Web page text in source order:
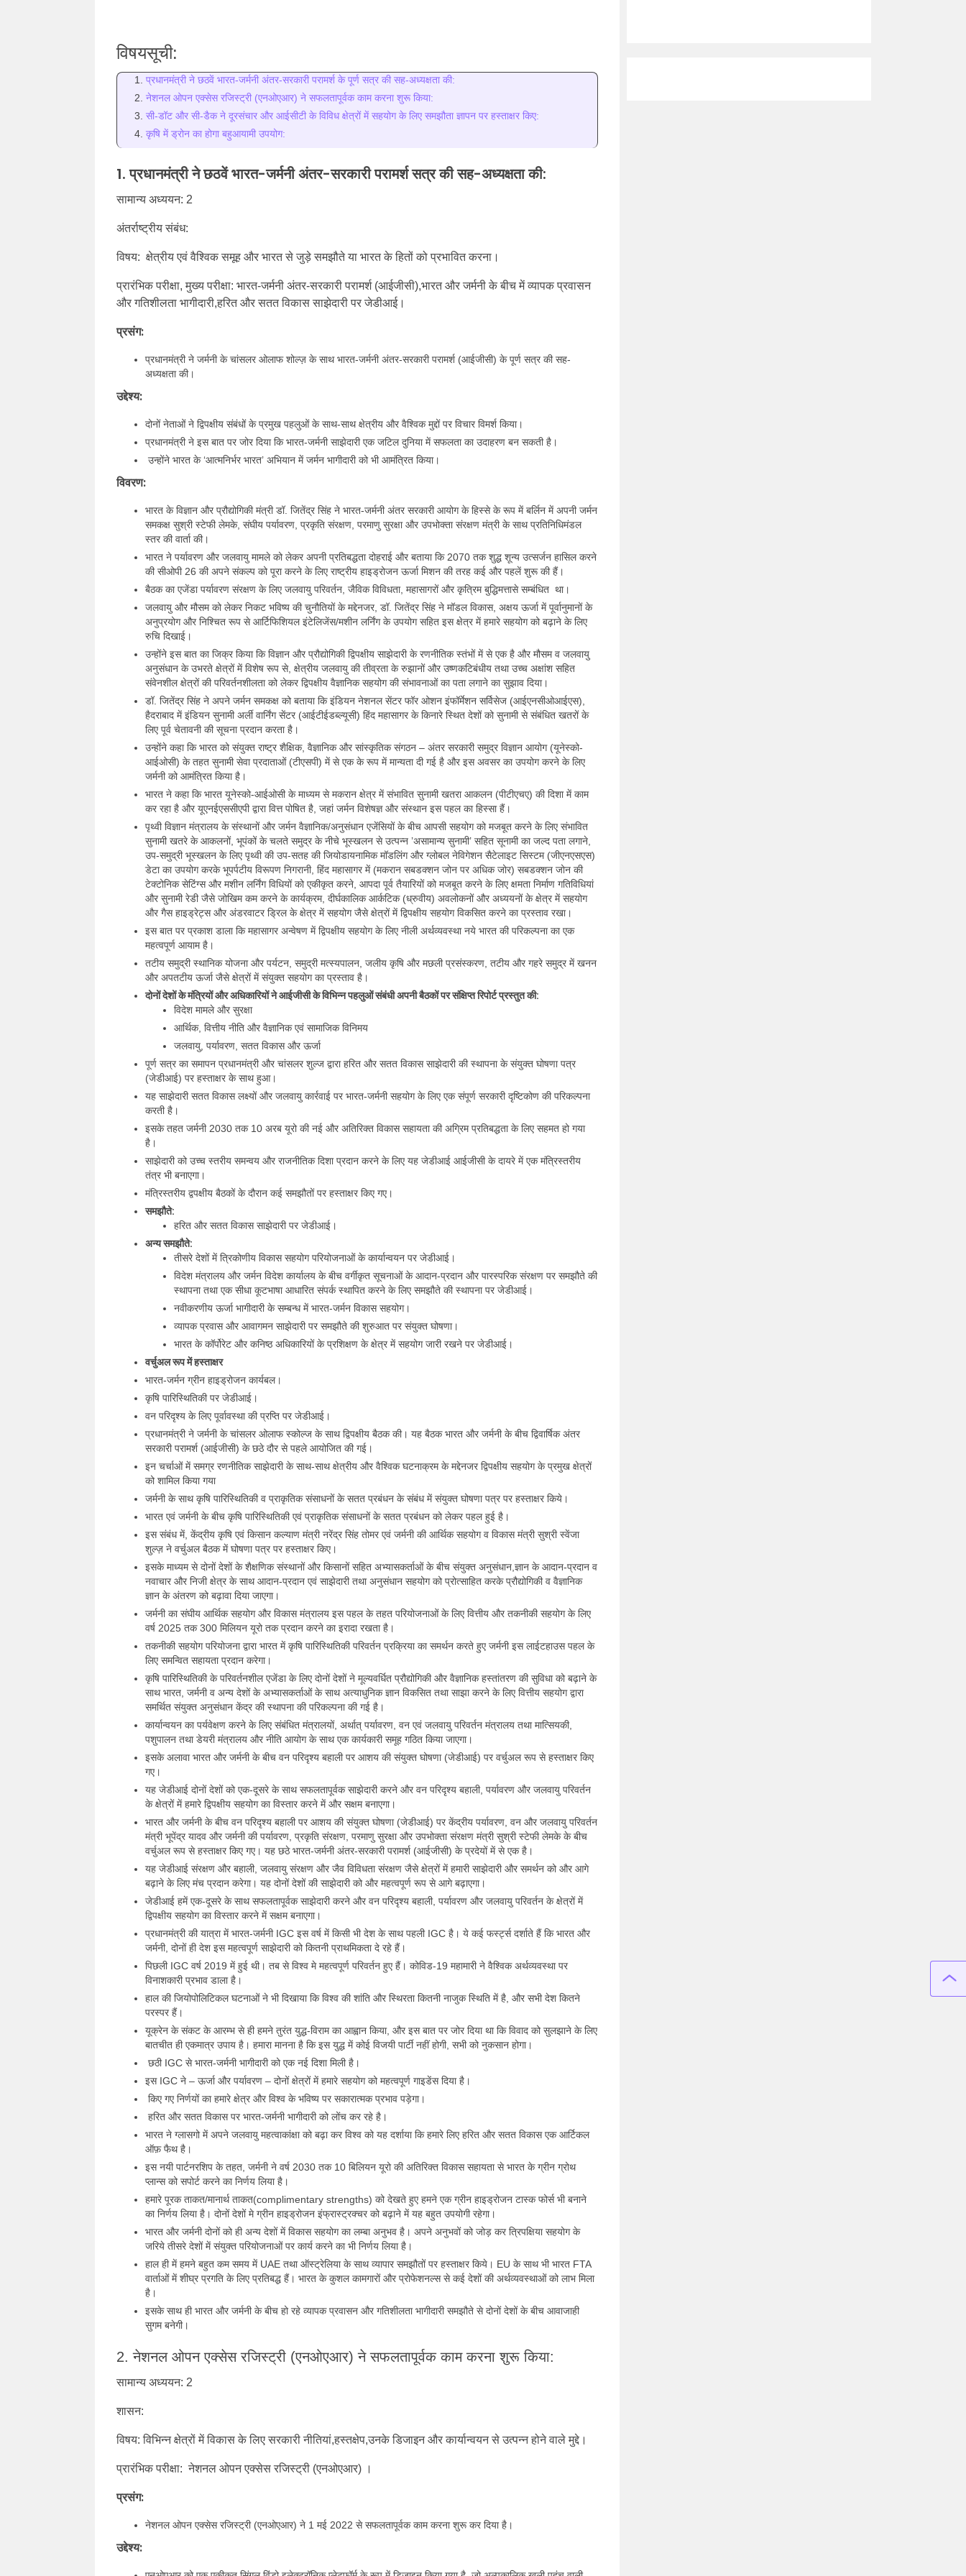
विषयसूची:
प्रधानमंत्री ने छठवें भारत-जर्मनी अंतर-सरकारी परामर्श के पूर्ण सत्र की सह-अध्यक्षता की:
नेशनल ओपन एक्सेस रजिस्ट्री (एनओएआर) ने सफलतापूर्वक काम करना शुरू किया:
सी-डॉट और सी-डैक ने दूरसंचार और आईसीटी के विविध क्षेत्रों में सहयोग के लिए समझौता ज्ञापन पर हस्ताक्षर किए:
कृषि में ड्रोन का होगा बहुआयामी उपयोग:
1. प्रधानमंत्री ने छठवें भारत-जर्मनी अंतर-सरकारी परामर्श सत्र की सह-अध्यक्षता की:
सामान्य अध्ययन: 2
अंतर्राष्ट्रीय संबंध:
विषय: क्षेत्रीय एवं वैश्विक समूह और भारत से जुड़े समझौते या भारत के हितों को प्रभावित करना।
प्रारंभिक परीक्षा, मुख्य परीक्षा: भारत-जर्मनी अंतर-सरकारी परामर्श (आईजीसी),भारत और जर्मनी के बीच में व्यापक प्रवासन
और गतिशीलता भागीदारी,हरित और सतत विकास साझेदारी पर जेडीआई।
प्रसंग:
प्रधानमंत्री ने जर्मनी के चांसलर ओलाफ शोल्ज़ के साथ भारत-जर्मनी अंतर-सरकारी परामर्श (आईजीसी) के पूर्ण सत्र की सह-
अध्यक्षता की।
उद्देश्य:
दोनों नेताओं ने द्विपक्षीय संबंधों के प्रमुख पहलुओं के साथ-साथ क्षेत्रीय और वैश्विक मुद्दों पर विचार विमर्श किया।
प्रधानमंत्री ने इस बात पर जोर दिया कि भारत-जर्मनी साझेदारी एक जटिल दुनिया में सफलता का उदाहरण बन सकती है।
उन्होंने भारत के ‘आत्मनिर्भर भारत’ अभियान में जर्मन भागीदारी को भी आमंत्रित किया।
विवरण:
भारत के विज्ञान और प्रौद्योगिकी मंत्री डॉ. जितेंद्र सिंह ने भारत-जर्मनी अंतर सरकारी आयोग के हिस्से के रूप में बर्लिन में अपनी जर्मन
समकक्ष सुश्री स्टेफी लेमके, संघीय पर्यावरण, प्रकृति संरक्षण, परमाणु सुरक्षा और उपभोक्ता संरक्षण मंत्री के साथ प्रतिनिधिमंडल
स्तर की वार्ता की।
भारत ने पर्यावरण और जलवायु मामले को लेकर अपनी प्रतिबद्धता दोहराई और बताया कि 2070 तक शुद्ध शून्य उत्सर्जन हासिल करने
की सीओपी 26 की अपने संकल्प को पूरा करने के लिए राष्ट्रीय हाइड्रोजन ऊर्जा मिशन की तरह कई और पहलें शुरू की हैं।
बैठक का एजेंडा पर्यावरण संरक्षण के लिए जलवायु परिवर्तन, जैविक विविधता, महासागरों और कृत्रिम बुद्धिमत्तासे सम्बंधित था।
जलवायु और मौसम को लेकर निकट भविष्य की चुनौतियों के मद्देनजर, डॉ. जितेंद्र सिंह ने मॉडल विकास, अक्षय ऊर्जा में पूर्वानुमानों के
अनुप्रयोग और निश्चित रूप से आर्टिफिशियल इंटेलिजेंस/मशीन लर्निंग के उपयोग सहित इस क्षेत्र में हमारे सहयोग को बढ़ाने के लिए
रुचि दिखाई।
उन्होंने इस बात का जिक्र किया कि विज्ञान और प्रौद्योगिकी द्विपक्षीय साझेदारी के रणनीतिक स्तंभों में से एक है और मौसम व जलवायु
अनुसंधान के उभरते क्षेत्रों में विशेष रूप से, क्षेत्रीय जलवायु की तीव्रता के रुझानों और उष्णकटिबंधीय तथा उच्च अक्षांश सहित
संवेनशील क्षेत्रों की परिवर्तनशीलता को लेकर द्विपक्षीय वैज्ञानिक सहयोग की संभावनाओं का पता लगाने का सुझाव दिया।
डॉ. जितेंद्र सिंह ने अपने जर्मन समकक्ष को बताया कि इंडियन नेशनल सेंटर फॉर ओशन इंफॉर्मेशन सर्विसेज (आईएनसीओआईएस),
हैदराबाद में इंडियन सुनामी अर्ली वार्निंग सेंटर (आईटीईडब्ल्यूसी) हिंद महासागर के किनारे स्थित देशों को सुनामी से संबंधित खतरों के
लिए पूर्व चेतावनी की सूचना प्रदान करता है।
उन्होंने कहा कि भारत को संयुक्त राष्ट्र शैक्षिक, वैज्ञानिक और सांस्कृतिक संगठन – अंतर सरकारी समुद्र विज्ञान आयोग (यूनेस्को-
आईओसी) के तहत सुनामी सेवा प्रदाताओं (टीएसपी) में से एक के रूप में मान्यता दी गई है और इस अवसर का उपयोग करने के लिए
जर्मनी को आमंत्रित किया है।
भारत ने कहा कि भारत यूनेस्को-आईओसी के माध्यम से मकरान क्षेत्र में संभावित सुनामी खतरा आकलन (पीटीएचए) की दिशा में काम
कर रहा है और यूएनईएससीएपी द्वारा वित्त पोषित है, जहां जर्मन विशेषज्ञ और संस्थान इस पहल का हिस्सा हैं।
पृथ्वी विज्ञान मंत्रालय के संस्थानों और जर्मन वैज्ञानिक/अनुसंधान एजेंसियों के बीच आपसी सहयोग को मजबूत करने के लिए संभावित
सुनामी खतरे के आकलनों, भूपंकों के चलते समुद्र के नीचे भूस्खलन से उत्पन्न ’असामान्य सुनामी’ सहित सूनामी का जल्द पता लगाने,
उप-समुद्री भूस्खलन के लिए पृथ्वी की उप-सतह की जियोडायनामिक मॉडलिंग और ग्लोबल नेविगेशन सैटेलाइट सिस्टम (जीएनएसएस)
डेटा का उपयोग करके भूपर्पटीय विरूपण निगरानी, हिंद महासागर में (मकरान सबडक्शन जोन पर अधिक जोर) सबडक्शन जोन की
टेक्टोनिक सेटिंग्स और मशीन लर्निंग विधियों को एकीकृत करने, आपदा पूर्व तैयारियों को मजबूत करने के लिए क्षमता निर्माण गतिविधियां
और सुनामी रेडी जैसे जोखिम कम करने के कार्यक्रम, दीर्घकालिक आर्कटिक (ध्रुवीय) अवलोकनों और अध्ययनों के क्षेत्र में सहयोग
और गैस हाइड्रेट्स और अंडरवाटर ड्रिल के क्षेत्र में सहयोग जैसे क्षेत्रों में द्विपक्षीय सहयोग विकसित करने का प्रस्ताव रखा।
इस बात पर प्रकाश डाला कि महासागर अन्वेषण में द्विपक्षीय सहयोग के लिए नीली अर्थव्यवस्था नये भारत की परिकल्पना का एक
महत्वपूर्ण आयाम है।
तटीय समुद्री स्थानिक योजना और पर्यटन, समुद्री मत्स्यपालन, जलीय कृषि और मछली प्रसंस्करण, तटीय और गहरे समुद्र में खनन
और अपतटीय ऊर्जा जैसे क्षेत्रों में संयुक्त सहयोग का प्रस्ताव है।
दोनों देशों के मंत्रियों और अधिकारियों ने आईजीसी के विभिन्न पहलुओं संबंधी अपनी बैठकों पर संक्षिप्त रिपोर्ट प्रस्तुत की:
विदेश मामले और सुरक्षा
आर्थिक, वित्तीय नीति और वैज्ञानिक एवं सामाजिक विनिमय
जलवायु, पर्यावरण, सतत विकास और ऊर्जा
पूर्ण सत्र का समापन प्रधानमंत्री और चांसलर शुल्ज द्वारा हरित और सतत विकास साझेदारी की स्थापना के संयुक्त घोषणा पत्र
(जेडीआई) पर हस्ताक्षर के साथ हुआ।
यह साझेदारी सतत विकास लक्ष्यों और जलवायु कार्रवाई पर भारत-जर्मनी सहयोग के लिए एक संपूर्ण सरकारी दृष्टिकोण की परिकल्पना
करती है।
इसके तहत जर्मनी 2030 तक 10 अरब यूरो की नई और अतिरिक्त विकास सहायता की अग्रिम प्रतिबद्धता के लिए सहमत हो गया
है।
साझेदारी को उच्च स्तरीय समन्वय और राजनीतिक दिशा प्रदान करने के लिए यह जेडीआई आईजीसी के दायरे में एक मंत्रिस्तरीय
तंत्र भी बनाएगा।
मंत्रिस्तरीय द्वपक्षीय बैठकों के दौरान कई समझौतों पर हस्ताक्षर किए गए।
समझौते:
हरित और सतत विकास साझेदारी पर जेडीआई।
अन्य समझौते:
तीसरे देशों में त्रिकोणीय विकास सहयोग परियोजनाओं के कार्यान्वयन पर जेडीआई।
विदेश मंत्रालय और जर्मन विदेश कार्यालय के बीच वर्गीकृत सूचनाओं के आदान-प्रदान और पारस्परिक संरक्षण पर समझौते की
स्थापना तथा एक सीधा कूटभाषा आधारित संपर्क स्थापित करने के लिए समझौते की स्थापना पर जेडीआई।
नवीकरणीय ऊर्जा भागीदारी के सम्बन्ध में भारत-जर्मन विकास सहयोग।
व्यापक प्रवास और आवागमन साझेदारी पर समझौते की शुरुआत पर संयुक्त घोषणा।
भारत के कॉर्पोरेट और कनिष्ठ अधिकारियों के प्रशिक्षण के क्षेत्र में सहयोग जारी रखने पर जेडीआई।
वर्चुअल रूप में हस्ताक्षर
भारत-जर्मन ग्रीन हाइड्रोजन कार्यबल।
कृषि पारिस्थितिकी पर जेडीआई।
वन परिदृश्य के लिए पूर्वावस्था की प्रप्ति पर जेडीआई।
प्रधानमंत्री ने जर्मनी के चांसलर ओलाफ स्कोल्ज के साथ द्विपक्षीय बैठक की। यह बैठक भारत और जर्मनी के बीच द्विवार्षिक अंतर
सरकारी परामर्श (आईजीसी) के छठे दौर से पहले आयोजित की गई।
इन चर्चाओं में समग्र रणनीतिक साझेदारी के साथ-साथ क्षेत्रीय और वैश्विक घटनाक्रम के मद्देनजर द्विपक्षीय सहयोग के प्रमुख क्षेत्रों
को शामिल किया गया
जर्मनी के साथ कृषि पारिस्थितिकी व प्राकृतिक संसाधनों के सतत प्रबंधन के संबंध में संयुक्त घोषणा पत्र पर हस्ताक्षर किये।
भारत एवं जर्मनी के बीच कृषि पारिस्थितिकी एवं प्राकृतिक संसाधनों के सतत प्रबंधन को लेकर पहल हुई है।
इस संबंध में, केंद्रीय कृषि एवं किसान कल्याण मंत्री नरेंद्र सिंह तोमर एवं जर्मनी की आर्थिक सहयोग व विकास मंत्री सुश्री स्वेंजा
शुल्ज़ ने वर्चुअल बैठक में घोषणा पत्र पर हस्ताक्षर किए।
इसके माध्यम से दोनों देशों के शैक्षणिक संस्थानों और किसानों सहित अभ्यासकर्ताओं के बीच संयुक्त अनुसंधान,ज्ञान के आदान-प्रदान व
नवाचार और निजी क्षेत्र के साथ आदान-प्रदान एवं साझेदारी तथा अनुसंधान सहयोग को प्रोत्साहित करके प्रौद्योगिकी व वैज्ञानिक
ज्ञान के अंतरण को बढ़ावा दिया जाएगा।
जर्मनी का संघीय आर्थिक सहयोग और विकास मंत्रालय इस पहल के तहत परियोजनाओं के लिए वित्तीय और तकनीकी सहयोग के लिए
वर्ष 2025 तक 300 मिलियन यूरो तक प्रदान करने का इरादा रखता है।
तकनीकी सहयोग परियोजना द्वारा भारत में कृषि पारिस्थितिकी परिवर्तन प्रक्रिया का समर्थन करते हुए जर्मनी इस लाईटहाउस पहल के
लिए समन्वित सहायता प्रदान करेगा।
कृषि पारिस्थितिकी के परिवर्तनशील एजेंडा के लिए दोनों देशों ने मूल्यवर्धित प्रौद्योगिकी और वैज्ञानिक हस्तांतरण की सुविधा को बढ़ाने के
साथ भारत, जर्मनी व अन्य देशों के अभ्यासकर्ताओं के साथ अत्याधुनिक ज्ञान विकसित तथा साझा करने के लिए वित्तीय सहयोग द्वारा
समर्थित संयुक्त अनुसंधान केंद्र की स्थापना की परिकल्पना की गई है।
कार्यान्वयन का पर्यवेक्षण करने के लिए संबंधित मंत्रालयों, अर्थात् पर्यावरण, वन एवं जलवायु परिवर्तन मंत्रालय तथा मात्सियकी,
पशुपालन तथा डेयरी मंत्रालय और नीति आयोग के साथ एक कार्यकारी समूह गठित किया जाएगा।
इसके अलावा भारत और जर्मनी के बीच वन परिदृश्य बहाली पर आशय की संयुक्त घोषणा (जेडीआई) पर वर्चुअल रूप से हस्ताक्षर किए
गए।
यह जेडीआई दोनों देशों को एक-दूसरे के साथ सफलतापूर्वक साझेदारी करने और वन परिदृश्य बहाली, पर्यावरण और जलवायु परिवर्तन
के क्षेत्रों में हमारे द्विपक्षीय सहयोग का विस्तार करने में और सक्षम बनाएगा।
भारत और जर्मनी के बीच वन परिदृश्य बहाली पर आशय की संयुक्त घोषणा (जेडीआई) पर केंद्रीय पर्यावरण, वन और जलवायु परिवर्तन
मंत्री भूपेंद्र यादव और जर्मनी की पर्यावरण, प्रकृति संरक्षण, परमाणु सुरक्षा और उपभोक्ता संरक्षण मंत्री सुश्री स्टेफी लेमके के बीच
वर्चुअल रूप से हस्ताक्षर किए गए। यह छठे भारत-जर्मनी अंतर-सरकारी परामर्श (आईजीसी) के प्रदेयों में से एक है।
यह जेडीआई संरक्षण और बहाली, जलवायु संरक्षण और जैव विविधता संरक्षण जैसे क्षेत्रों में हमारी साझेदारी और समर्थन को और आगे
बढ़ाने के लिए मंच प्रदान करेगा। यह दोनों देशों की साझेदारी को और महत्वपूर्ण रूप से आगे बढ़ाएगा।
जेडीआई हमें एक-दूसरे के साथ सफलतापूर्वक साझेदारी करने और वन परिदृश्य बहाली, पर्यावरण और जलवायु परिवर्तन के क्षेत्रों में
द्विपक्षीय सहयोग का विस्तार करने में सक्षम बनाएगा।
प्रधानमंत्री की यात्रा में भारत-जर्मनी IGC इस वर्ष में किसी भी देश के साथ पहली IGC है। ये कई फर्स्ट्स दर्शाते हैं कि भारत और
जर्मनी, दोनों ही देश इस महत्वपूर्ण साझेदारी को कितनी प्राथमिकता दे रहे हैं।
पिछली IGC वर्ष 2019 में हुई थी। तब से विश्व मे महत्वपूर्ण परिवर्तन हुए हैं। कोविड-19 महामारी ने वैश्विक अर्थव्यवस्था पर
विनाशकारी प्रभाव डाला है।
हाल की जियोपोलिटिकल घटनाओं ने भी दिखाया कि विश्व की शांति और स्थिरता कितनी नाजुक स्थिति में है, और सभी देश कितने
परस्पर हैं।
यूक्रेन के संकट के आरम्भ से ही हमने तुरंत युद्ध-विराम का आह्वान किया, और इस बात पर जोर दिया था कि विवाद को सुलझाने के लिए
बातचीत ही एकमात्र उपाय है। हमारा मानना है कि इस युद्ध में कोई विजयी पार्टी नहीं होगी, सभी को नुकसान होगा।
छठी IGC से भारत-जर्मनी भागीदारी को एक नई दिशा मिली है।
इस IGC ने – ऊर्जा और पर्यावरण – दोनों क्षेत्रों में हमारे सहयोग को महत्वपूर्ण गाइडेंस दिया है।
किए गए निर्णयों का हमारे क्षेत्र और विश्व के भविष्य पर सकारात्मक प्रभाव पड़ेगा।
हरित और सतत विकास पर भारत-जर्मनी भागीदारी को लोंच कर रहे है।
भारत ने ग्लासगो में अपने जलवायु महत्वाकांक्षा को बढ़ा कर विश्व को यह दर्शाया कि हमारे लिए हरित और सतत विकास एक आर्टिकल
ऑफ़ फैथ है।
इस नयी पार्टनरशिप के तहत, जर्मनी ने वर्ष 2030 तक 10 बिलियन यूरो की अतिरिक्त विकास सहायता से भारत के ग्रीन ग्रोथ
प्लान्स को सपोर्ट करने का निर्णय लिया है।
हमारे पूरक ताकत/मानार्थ ताकत(complimentary strengths) को देखते हुए हमने एक ग्रीन हाइड्रोजन टास्क फोर्स भी बनाने
का निर्णय लिया है। दोनों देशों मे ग्रीन हाइड्रोजन इंफ्रास्ट्रक्चर को बढ़ाने में यह बहुत उपयोगी रहेगा।
भारत और जर्मनी दोनों को ही अन्य देशों में विकास सहयोग का लम्बा अनुभव है। अपने अनुभवों को जोड़ कर त्रिपक्षिया सहयोग के
जरिये तीसरे देशों में संयुक्त परियोजनाओं पर कार्य करने का भी निर्णय लिया है।
हाल ही में हमने बहुत कम समय में UAE तथा ऑस्ट्रेलिया के साथ व्यापार समझौतों पर हस्ताक्षर किये। EU के साथ भी भारत FTA
वार्ताओं में शीघ्र प्रगति के लिए प्रतिबद्ध हैं। भारत के कुशल कामगारों और प्रोफेशनल्स से कई देशों की अर्थव्यवस्थाओं को लाभ मिला
है।
इसके साथ ही भारत और जर्मनी के बीच हो रहे व्यापक प्रवासन और गतिशीलता भागीदारी समझौते से दोनों देशों के बीच आवाजाही
सुगम बनेगी।
2. नेशनल ओपन एक्सेस रजिस्ट्री (एनओएआर) ने सफलतापूर्वक काम करना शुरू किया:
सामान्य अध्ययन: 2
शासन:
विषय: विभिन्न क्षेत्रों में विकास के लिए सरकारी नीतियां,हस्तक्षेप,उनके डिजाइन और कार्यान्वयन से उत्पन्न होने वाले मुद्दे।
प्रारंभिक परीक्षा: नेशनल ओपन एक्सेस रजिस्ट्री (एनओएआर) ।
प्रसंग:
नेशनल ओपन एक्सेस रजिस्ट्री (एनओएआर) ने 1 मई 2022 से सफलतापूर्वक काम करना शुरू कर दिया है।
उद्देश्य: